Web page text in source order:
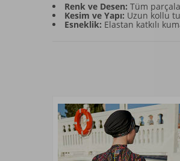
Renk ve Desen: Tüm
Kesim ve Yapı: Uzun kollu
Esneklik: Elastan katkılı